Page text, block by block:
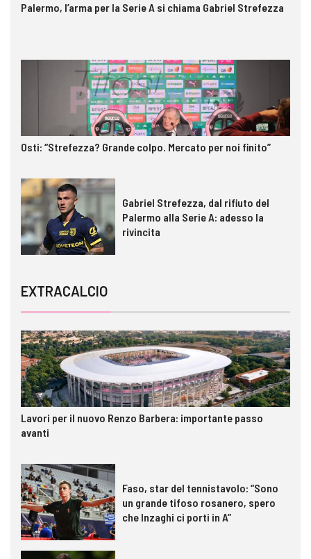
Palermo, l’arma per la Serie A si chiama Gabriel Strefezza
Osti: “Strefezza? Grande colpo. Mercato per noi finito”
Gabriel Strefezza, dal rifiuto del
Palermo alla Serie A: adesso la
rivincita
EXTRACALCIO
Lavori per il nuovo Renzo Barbera: importante passo
avanti
Faso, star del tennistavolo: “Sono
un grande tifoso rosanero, spero
che Inzaghi ci porti in A”